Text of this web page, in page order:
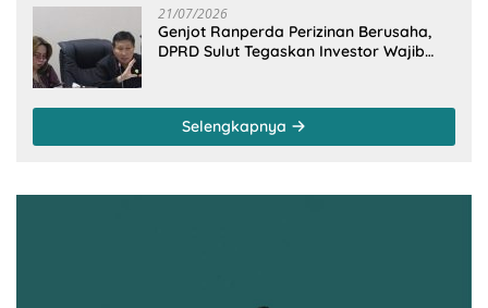
21/07/2026
Genjot Ranperda Perizinan Berusaha,
DPRD Sulut Tegaskan Investor Wajib
Selengkapnya